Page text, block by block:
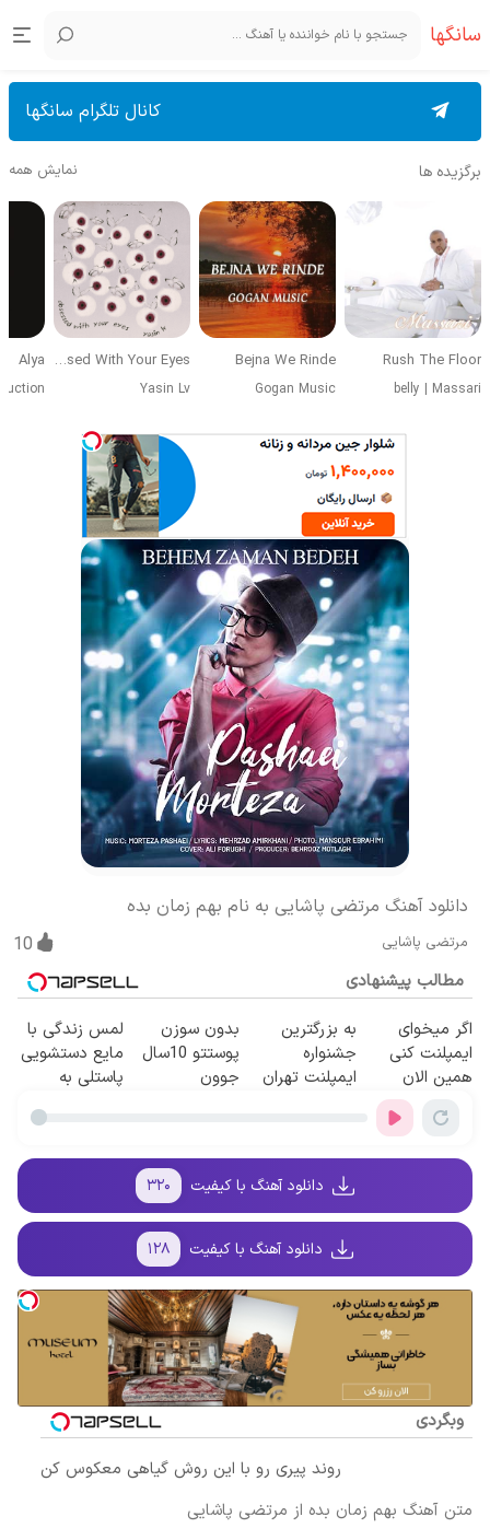
سانگها
کانال تلگرام سانگها
برگزیده ها نمایش همه
Rush The Floor
belly | Massari
Bejna We Rinde
Gogan Music
Obsessed With Your Eyes
Yasin Lv
Alya
دانلود آهنگ مرتضی پاشایی به نام بهم زمان بده
مرتضی پاشایی 10
مطالب پیشنهادی
اگر میخوای
ایمپلنت کنی
همین الان
وقتشه | فقط با
۲۵ میلیون
به بزرگترین
جشنواره
ایمپلنت تهران
بدون سوزن
پوستتو 10سال
جوون
لمس زندگی با
مایع دستشویی
پاستلی به
دانلود آهنگ با کیفیت ۳۲۰
دانلود آهنگ با کیفیت ۱۲۸
وبگردی
روند پیری رو با این روش گیاهی معکوس کن
متن آهنگ بهم زمان بده از مرتضی پاشایی